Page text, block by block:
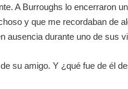
A Burroughs lo encerraron
y que me recordaban de
ausencia durante uno de sus
su amigo. Y ¿qué fue de él